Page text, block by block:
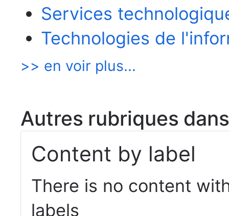
Services
Technologies de
>> en voir plus...
Autres rubriques
Content by label
There is no content
labels